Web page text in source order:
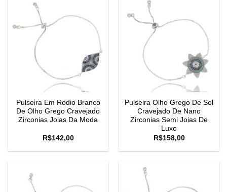
Pulseira Em Rodio Branco
De Olho Grego Cravejado
Zirconias Joias Da Moda
R$142,00
Pulseira Olho Grego De Sol
Cravejado De Nano
Zirconias Semi Joias De
Luxo
R$158,00